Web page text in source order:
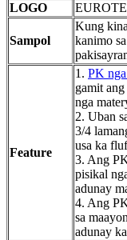
LOGO
Sampol
Kung
kanimo
Feature
1. PK
gamit
nga
2. Uban
3/4
usa ka
3. Ang
pisikal
adunay
4. Ang
sa
adunay